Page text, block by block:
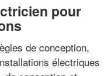
pour
de conception,
électriques